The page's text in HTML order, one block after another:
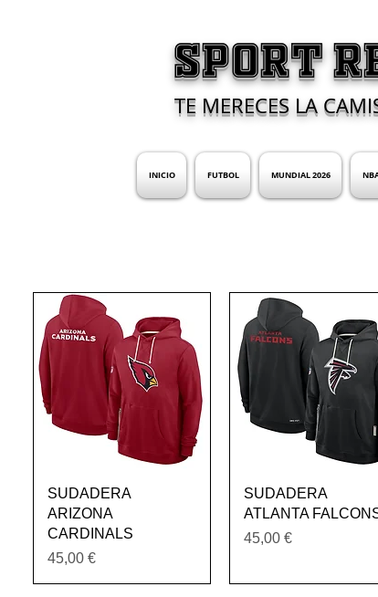
SPORT
TE MERECES LA
INICIO FUTBOL MUNDIAL 2026
Vista rápida
SUDADERA
ARIZONA
CARDINALS
Precio
45,00 €
Vista rápida
SUDADERA
ATLANTA
Precio
45,00 €